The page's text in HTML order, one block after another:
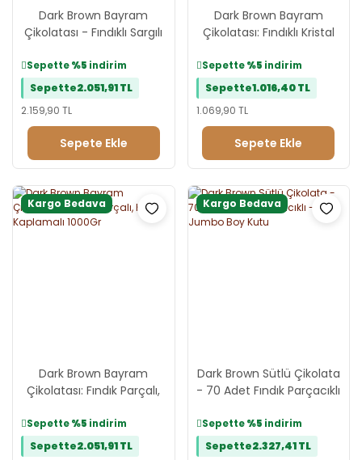
Dark Brown Bayram
Çikolatası - Fındıklı Sargılı
Sepette%5 indirim
Sepette2.051,91 TL
2.159,90 TL
Sepete Ekle
Dark Brown Bayram
Çikolatası: Fındıklı Kristal
Sepette%5 indirim
Sepette1.016,40 TL
1.069,90 TL
Sepete Ekle
Kargo Bedava
Dark Brown Bayram
Çikolatası: Fındık Parçalı,
Sepette%5 indirim
Sepette2.051,91 TL
Kargo Bedava
Dark Brown Sütlü Çikolata
- 70 Adet Fındık Parçacıklı
Sepette%5 indirim
Sepette2.327,41 TL